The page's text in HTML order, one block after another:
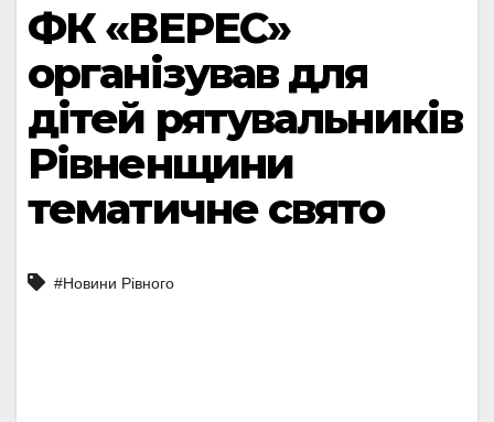
ФК «ВЕРЕС»
організував для
дітей рятувальників
Рівненщини
тематичне свято
#Новини Рівного